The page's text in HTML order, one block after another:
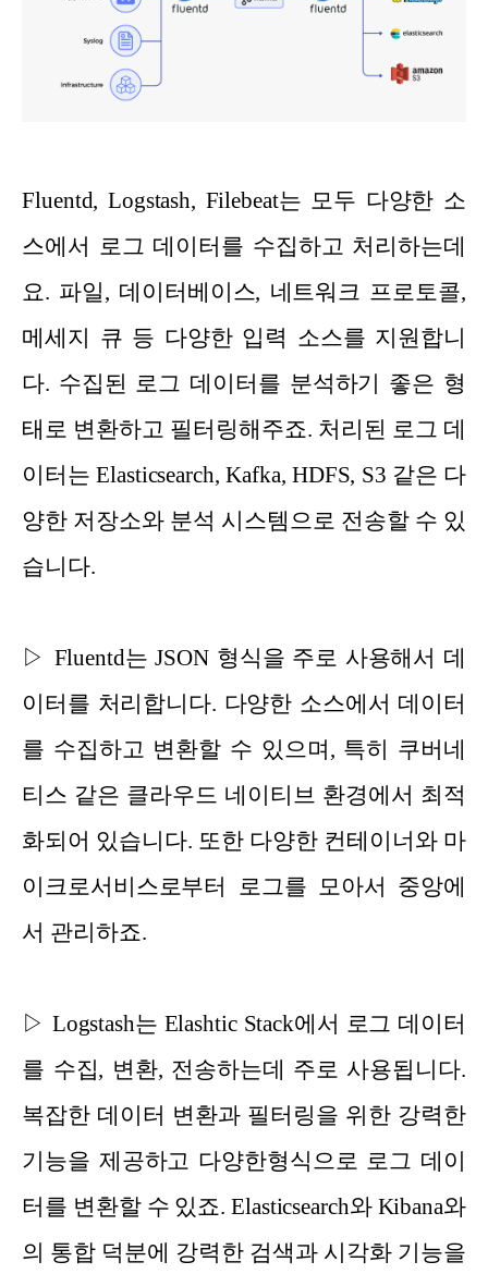
Fluentd, Logstash, Filebeat는 모두 다양한 소
스에서 로그 데이터를 수집하고 처리하는데
요. 파일, 데이터베이스, 네트워크 프로토콜,
메세지 큐 등 다양한 입력 소스를 지원합니
다. 수집된 로그 데이터를 분석하기 좋은 형
태로 변환하고 필터링해주죠. 처리된 로그 데
이터는 Elasticsearch, Kafka, HDFS, S3 같은 다
양한 저장소와 분석 시스템으로 전송할 수 있
습니다.
▷ Fluentd는 JSON 형식을 주로 사용해서 데
이터를 처리합니다. 다양한 소스에서 데이터
를 수집하고 변환할 수 있으며, 특히 쿠버네
티스 같은 클라우드 네이티브 환경에서 최적
화되어 있습니다. 또한 다양한 컨테이너와 마
이크 로서비스로부터 로그를 모아서 중앙에
서 관리하죠.
▷ Logstash는 Elashtic Stack에서 로그 데이터
를 수집, 변환, 전송하는데 주로 사용됩니다.
복잡한 데이터 변환과 필터링을 위한 강력한
기능을 제공하고 다양한형식으로 로그 데이
터를 변환할 수 있죠. Elasticsearch와 Kibana와
의 통합 덕분에 강력한 검색과 시각화 기능을